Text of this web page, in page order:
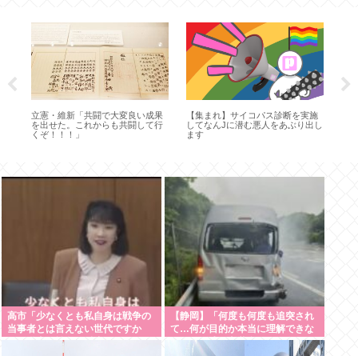
立憲・維新「共闘で大変良い成果
を出せた。これからも共闘して行
くぞ！！！」
【集まれ】サイコパス診断を実施
してなんJに潜む悪人をあぶり出し
ます
高市「少なくとも私自身は戦争の
当事者とは言えない世代ですか
ら、過去の戦争を反省なんかして
【静岡】「何度も何度も追突され
て…何が目的か本当に理解できな
い」結婚式の衣装合わせに向かっ